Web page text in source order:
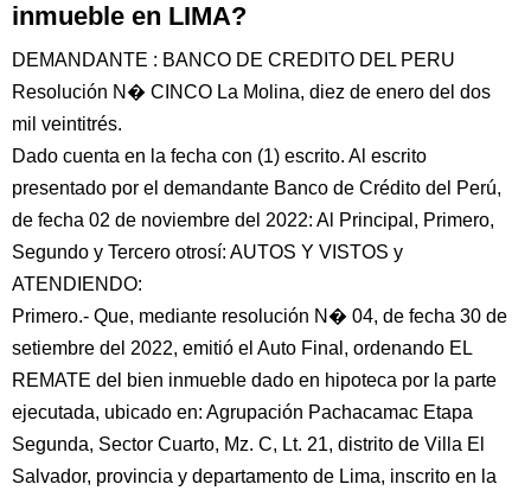
inmueble en LIMA?
DEMANDANTE : BANCO DE CREDITO DEL PERU
Resolución N� CINCO La Molina, diez de enero del dos
mil veintitrés.
Dado cuenta en la fecha con (1) escrito. Al escrito
presentado por el demandante Banco de Crédito del Perú,
de fecha 02 de noviembre del 2022: Al Principal, Primero,
Segundo y Tercero otrosí: AUTOS Y VISTOS y
ATENDIENDO:
Primero.- Que, mediante resolución N� 04, de fecha 30 de
setiembre del 2022, emitió el Auto Final, ordenando EL
REMATE del bien inmueble dado en hipoteca por la parte
ejecutada, ubicado en: Agrupación Pachacamac Etapa
Segunda, Sector Cuarto, Mz. C, Lt. 21, distrito de Villa El
Salvador, provincia y departamento de Lima, inscrito en la